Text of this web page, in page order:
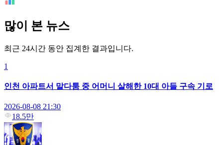
많이 본 뉴스
최근 24시간 동안 집계한 결과입니다.
1
인천 아파트서 말다툼 중 어머니 살해한 10대 아들 구속 기로
2026-08-08 21:30
18.5만